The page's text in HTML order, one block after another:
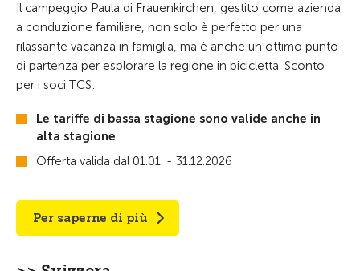
Il campeggio Paula di Frauenkirchen, gestito come azienda
a conduzione familiare, non solo è perfetto per una
rilassante vacanza in famiglia, ma è anche un ottimo punto
di partenza per esplorare la regione in bicicletta. Sconto
per i soci TCS:
Le tariffe di bassa stagione sono valide anche in
alta stagione
Offerta valida dal 01.01. - 31.12.2026
Per saperne di più